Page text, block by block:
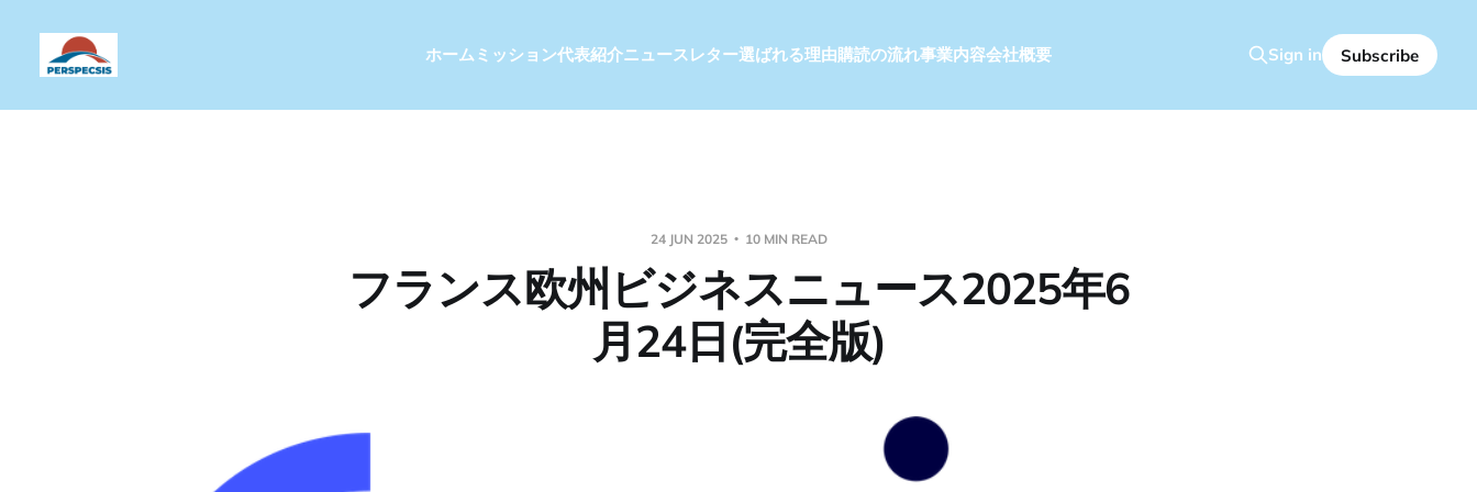
ホームミッション代表紹介ニュースレター選ばれる理由購読の流れ事業内容会社概要 Sign in Subscribe
24 JUN 2025 10 MIN READ
フランス欧州ビジネスニュース2025年6
月24日(完全版)